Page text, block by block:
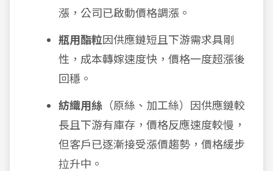
漲，公司已啟動價格調漲。
瓶用酯粒因供應鏈短且下游需求具剛
性，成本轉嫁速度快，價格一度超漲後
回穩。
紡織用絲 （原絲、加工絲）因供應鏈較
長且下游有庫存，價格反應速度較慢，
但客戶已逐漸接受漲價趨勢，價格緩步
拉升中。